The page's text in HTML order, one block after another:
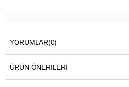
YORUMLAR(0)
ÜRÜN ÖNERILERI